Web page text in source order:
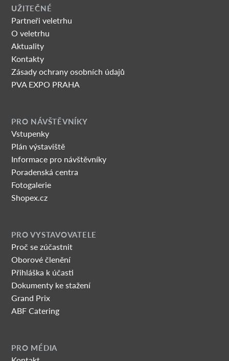
UŽITEČNÉ
Partneři veletrhu
O veletrhu
Aktuality
Kontakty
Zásady ochrany osobních údajů
PVA EXPO PRAHA
PRO NÁVŠTĚVNÍKY
Vstupenky
Plán výstaviště
Informace pro návštěvníky
Poradenská centra
Fotogalerie
Shopex.cz
PRO VYSTAVOVATELE
Proč se zúčastnit
Oborové členění
Přihláška k účasti
Dokumenty ke stažení
Grand Prix
ABF Catering
PRO MÉDIA